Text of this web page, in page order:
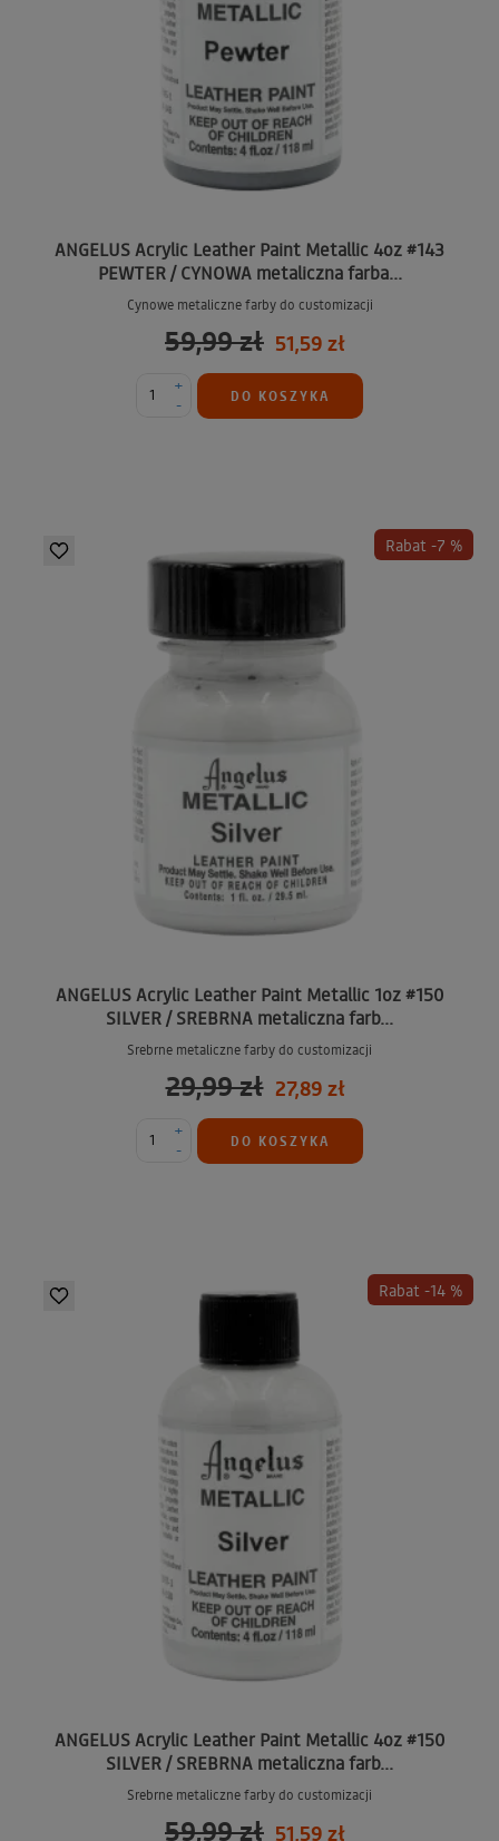
ANGELUS Acrylic Leather Paint Metallic 4oz #143
PEWTER / CYNOWA metaliczna farba...
Cynowe metaliczne farby do customizacji
59,99 zł 51,59 zł
-
+
DO KOSZYKA
Rabat -7 %
ANGELUS Acrylic Leather Paint Metallic 1oz #150
SILVER / SREBRNA metaliczna farb...
Srebrne metaliczne farby do customizacji
29,99 zł 27,89 zł
-
+
DO KOSZYKA
Rabat -14 %
ANGELUS Acrylic Leather Paint Metallic 4oz #150
SILVER / SREBRNA metaliczna farb...
Srebrne metaliczne farby do customizacji
59,99 zł 51,59 zł